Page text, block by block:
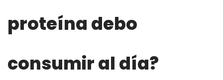
proteína debo
consumir al día?